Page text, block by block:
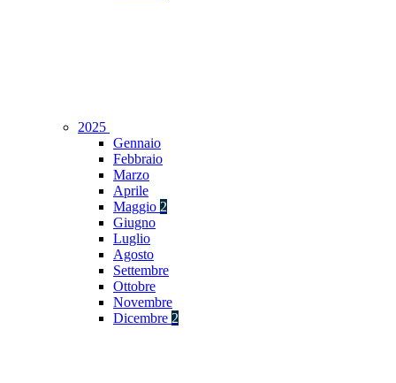
2025
Gennaio
Febbraio
Marzo
Aprile
Maggio 2
Giugno
Luglio
Agosto
Settembre
Ottobre
Novembre
Dicembre 2